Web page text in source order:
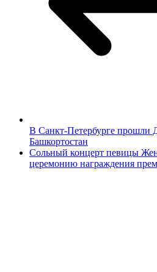
В Санкт-Петербурге прошли
Башкортостан
Сольный концерт певицы
церемонию награждения